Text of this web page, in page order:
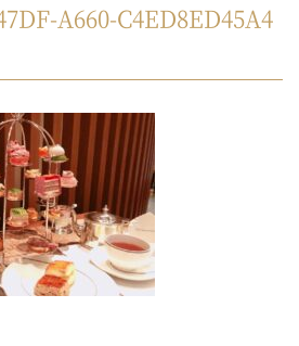
A660-C4ED8ED45A4